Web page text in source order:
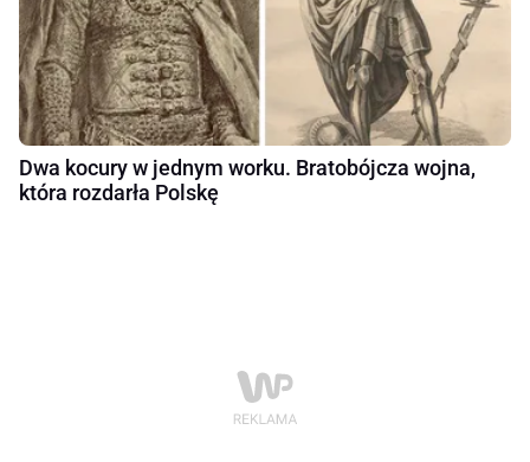
Dwa kocury w jednym worku. Bratobójcza wojna,
która rozdarła Polskę